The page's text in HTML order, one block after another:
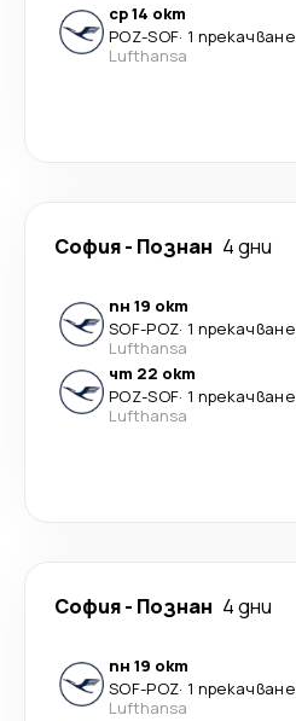
ср 14 окт
POZ-SOF· 1 прекачване
Lufthansa
София- Познан 4 дни
пн 19 окт
SOF-POZ· 1 прекачване
Lufthansa
чт 22 окт
POZ-SOF· 1 прекачване
Lufthansa
София- Познан 4 дни
пн 19 окт
SOF-POZ· 1 прекачване
Lufthansa